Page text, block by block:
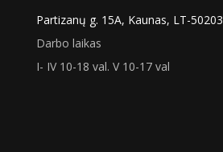
Partizanų g. 15A, Kaunas, LT-50203
Darbo laikas
I- IV 10-18 val. V 10-17 val